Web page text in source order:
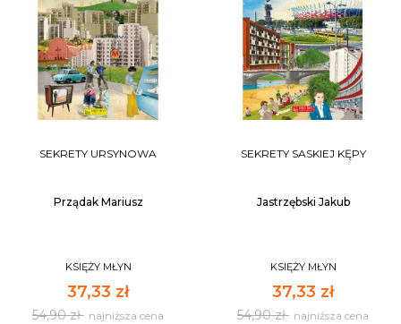
SEKRETY URSYNOWA
Prządak Mariusz
KSIĘŻY MŁYN
37,33 zł
54,90 zł najniższa cena
SEKRETY SASKIEJ KĘPY
Jastrzębski Jakub
KSIĘŻY MŁYN
37,33 zł
54,90 zł najniższa cena